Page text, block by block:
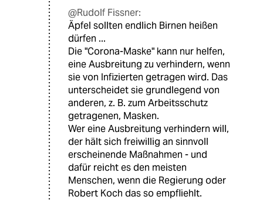
@Rudolf Fissner:
Äpfel sollten endlich Birnen heißen
dürfen ...
Die "Corona-Maske" kann nur helfen,
eine Ausbreitung zu verhindern, wenn
sie von Infizierten getragen wird. Das
unterscheidet sie grundlegend von
anderen, z. B. zum Arbeitsschutz
getragenen, Masken.
Wer eine Ausbreitung verhindern will,
der hält sich freiwillig an sinnvoll
erscheinende Maßnahmen - und
dafür reicht es den meisten
Menschen, wenn die Regierung oder
Robert Koch das so empfliehlt.